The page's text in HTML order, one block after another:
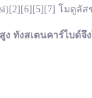
โมดูลั
งสเตนคาร์ไบด์จึง